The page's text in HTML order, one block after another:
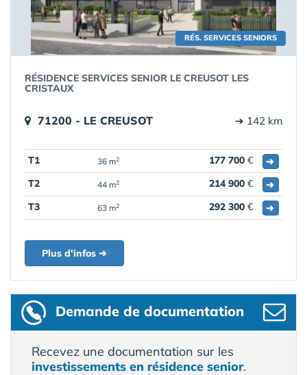
RÉS. SERVICES SENIORS
RÉSIDENCE SERVICES SENIOR LE CREUSOT LES
CRISTAUX
71200 - LE CREUSOT ➔ 142 km
T1 36 m2 177 700 €
➔
T2
44 m2 214 900 €
➔
T3
63 m2 292 300 € ➔
Plus d'infos ➔
Demande de documentation
Recevez une documentation sur les
investissements en résidence senior.